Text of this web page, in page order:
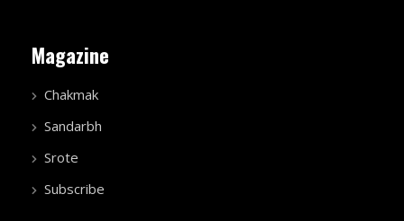
Magazine
Chakmak
Sandarbh
Srote
Subscribe